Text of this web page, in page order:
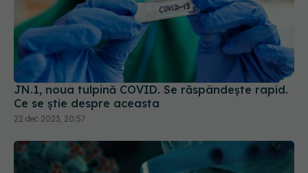
JN.1, noua tulpină COVID. Se răspândește rapid.
Ce se știe despre aceasta
22 dec 2023, 20:57